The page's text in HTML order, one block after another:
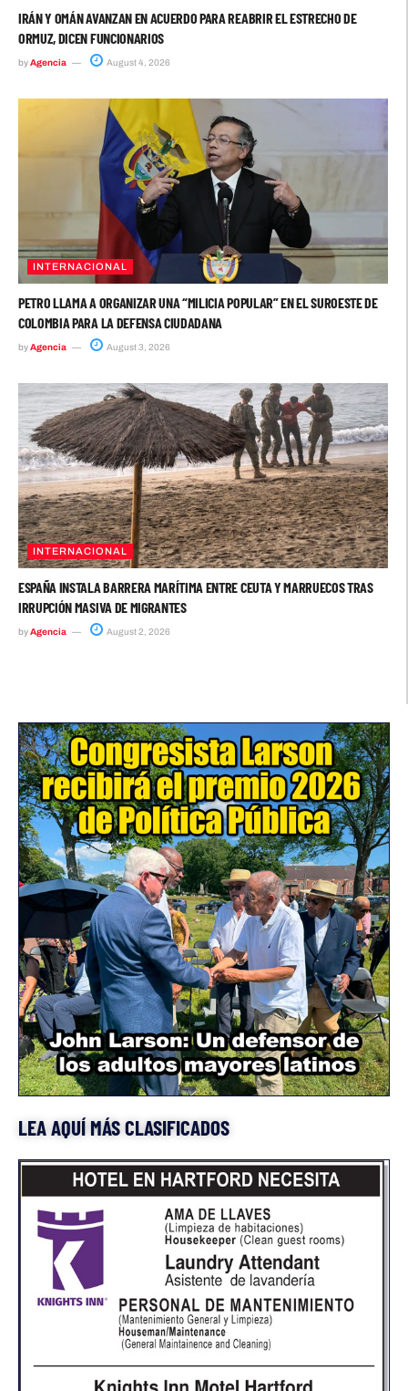
IRÁN Y OMÁN AVANZAN EN ACUERDO PARA REABRIR EL ESTRECHO DE
ORMUZ, DICEN FUNCIONARIOS
byAgencia August 4, 2026
INTERNACIONAL
PETRO LLAMA A ORGANIZAR UNA “MILICIA POPULAR” EN EL SUROESTE DE
COLOMBIA PARA LA DEFENSA CIUDADANA
byAgencia August 3, 2026
INTERNACIONAL
ESPAÑA INSTALA BARRERA MARÍTIMA ENTRE CEUTA Y MARRUECOS TRAS
IRRUPCIÓN MASIVA DE MIGRANTES
byAgencia August 2, 2026
LEA AQUÍ MÁS CLASIFICADOS